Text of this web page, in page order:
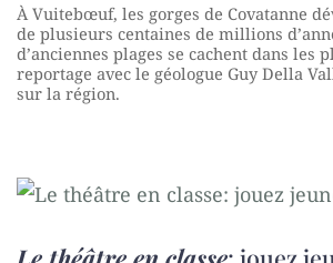
À Vuitebœuf, les gorges de Covatanne
de plusieurs centaines de millions
d’anciennes plages se cachent dans les
reportage avec le géologue Guy Della
sur la région.